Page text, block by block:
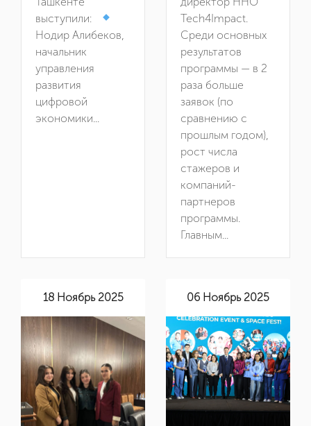
выступили:
Нодир Алибеков,
начальник
управления
развития
цифровой
экономики...
Tech4Impact.
Среди основных
результатов
программы — в 2
раза больше
заявок (по
сравнению с
прошлым годом),
рост числа
стажеров и
компаний-
партнеров
программы.
Главным...
18 Ноябрь 2025 06 Ноябрь 2025